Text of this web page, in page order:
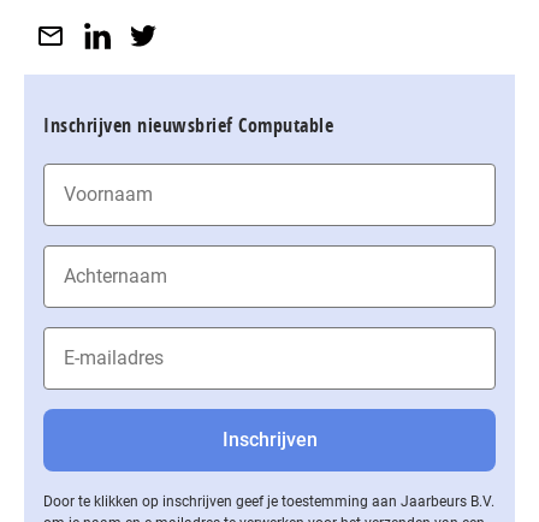
Inschrijven nieuwsbrief Computable
Door te klikken op inschrijven geef je toestemming aan Jaarbeurs B.V.